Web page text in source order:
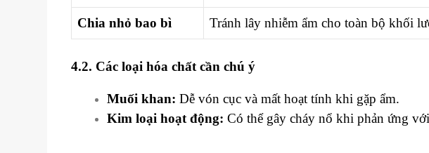
Chia nhỏ bao bì Tránh lây nhiễm ẩm cho toàn bộ khối
4.2. Các loại hóa chất cần chú ý
Muối khan: Dễ vón cục và mất hoạt tính khi gặp ẩm.
Kim loại hoạt động: Có thể gây cháy nổ khi phản ứng